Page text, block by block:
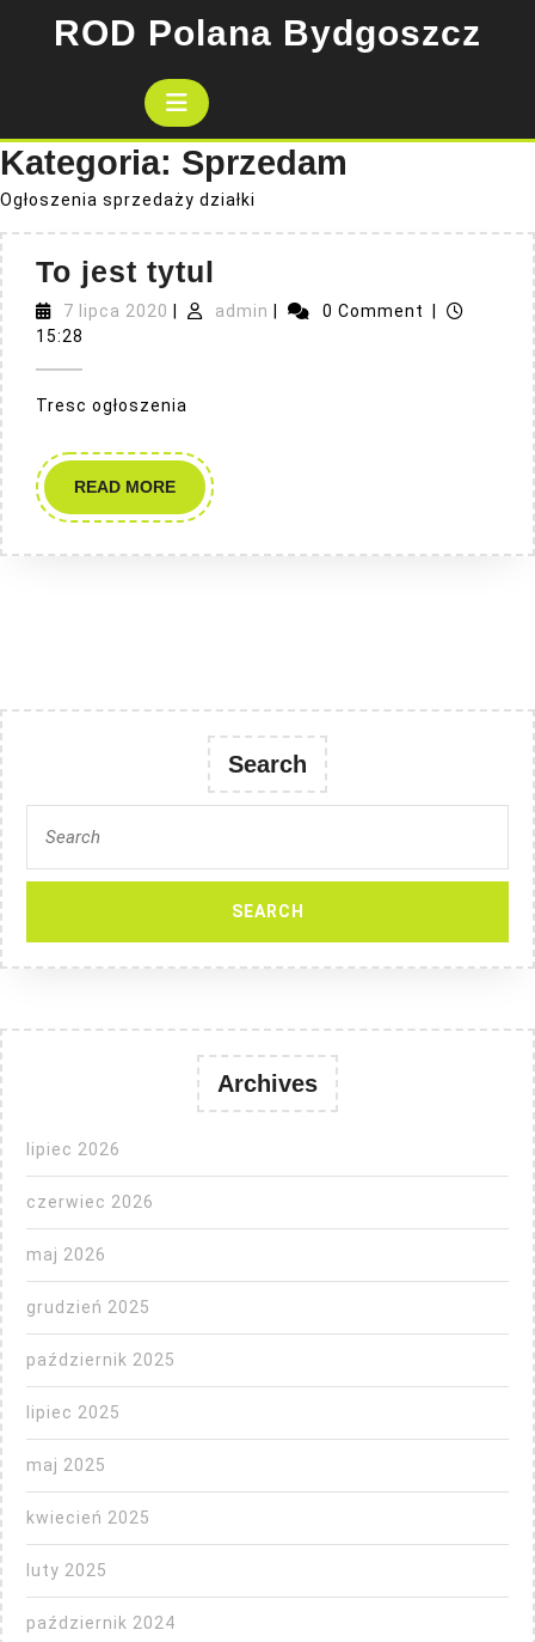
ROD Polana Bydgoszcz
Open
Button
Kategoria: Sprzedam
Ogłoszenia sprzedaży działki
To jest tytul
jest
7 lipca 2020 7
admin admin 0 Comment
15:28
Tresc ogłoszenia
READ MOREREAD
MORE
Search
for:
Archives
lipiec 2026
czerwiec 2026
maj 2026
grudzień 2025
październik 2025
lipiec 2025
maj 2025
kwiecień 2025
luty 2025
październik 2024